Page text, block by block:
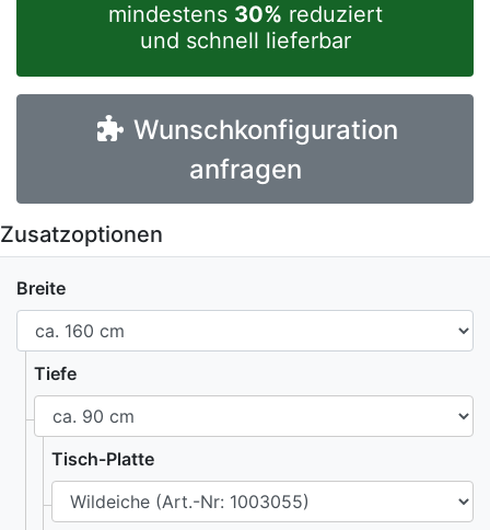
mindestens 30% reduziert
und schnell lieferbar
Wunschkonfiguration
anfragen
Zusatzoptionen
Breite
Tiefe
Tisch-Platte